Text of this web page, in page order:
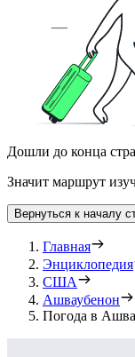
Дошли до конца
Значит маршрут
Вернуться к началу
Главная
Энциклопедия
США
Ашваубенон
Погода в